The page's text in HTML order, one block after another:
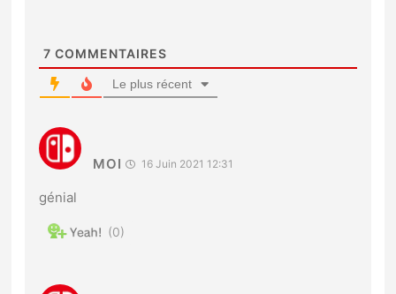
7 COMMENTAIRES
Le plus récent
MOI 16 Juin 2021 12:31
génial
0